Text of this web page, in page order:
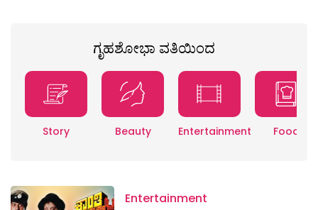
ಗೃಹಶೋಭಾ ವತಿಯಿಂದ
Story Beauty Entertainment Food
Entertainment